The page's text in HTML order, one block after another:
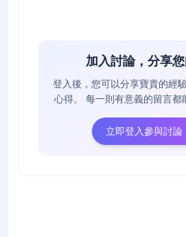
加入討論，分享
登入後，您可以分享寶貴的經
心得。
每一則有意義的留言都
立即登入參與討論